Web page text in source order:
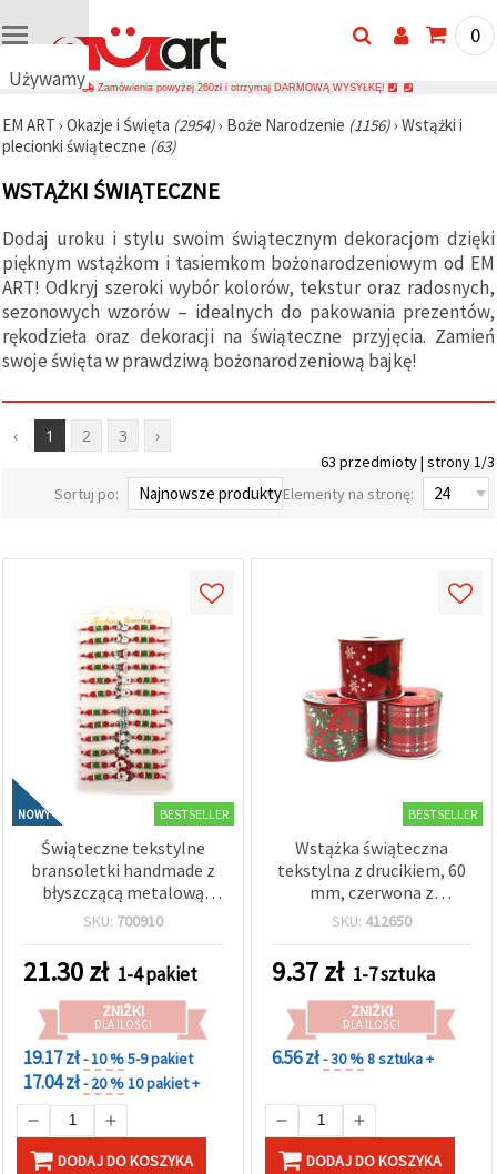
Używamy
cookie
🍪
Używamy
plików
podobnych
technologii,
aby
zapewnić
prawidłowe
działanie
strony
internetowej,
poprawić
korzystania
z niej oraz,
za Państwa
analitycznych
marketingowych.
na
używanie
wszystkich
plików
cookie,
klikając
"Akceptuj
wskazać
swoje
preferencje
Ustawieniach,
wybierając
dany typ
plików
cookie i
klikając
przycisk
"Zapisz"
0
Zamówienia powyżej 260zł i otrzymaj DARMOWĄ WYSYŁKĘ!
EM ART › Okazje i Święta (2954)› Boże Narodzenie (1156)› Wstążki i
plecionki świąteczne (63)
WSTĄŻKI ŚWIĄTECZNE
Dodaj uroku i stylu swoim świątecznym dekoracjom dzięki
pięknym wstążkom i tasiemkom bożonarodzeniowym od EM
ART! Odkryj szeroki wybór kolorów, tekstur oraz radosnych,
sezonowych wzorów – idealnych do pakowania prezentów,
rękodzieła oraz dekoracji na świąteczne przyjęcia. Zamień
swoje święta w prawdziwą bożonarodzeniową bajkę!
‹ 1 2 3 ›
63 przedmioty | strony 1/3
Sortuj po:
Elementy na stronę:
NOWY BESTSELLER
Świąteczne tekstylne
bransoletki handmade z
błyszczącą metalową
zawieszką w kształcie
złoty) – mix wzorów,
zestaw 12 szt.
SKU: 700910
21.30zł 1-4 pakiet
ZNIŻKI
DLA ILOŚCI
19.17 zł- 10 %5-9 pakiet
17.04 zł- 20 %10 pakiet +
DODAJ DO KOSZYKA
BESTSELLER
Wstążka świąteczna
tekstylna z drucikiem, 60
mm, czerwona z
kolorowym
nadrukiem – 2,7 m
SKU: 412650
9.37zł 1-7 sztuka
ZNIŻKI
DLA ILOŚCI
6.56 zł- 30 %8 sztuka +
DODAJ DO KOSZYKA